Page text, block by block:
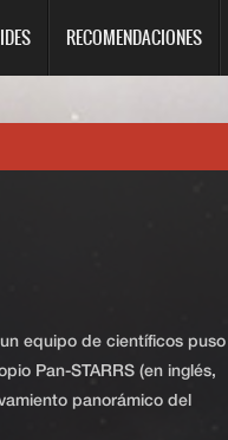
RECOMENDACIONES
equipo de científicos puso
Pan-STARRS (en inglés,
panorámico del